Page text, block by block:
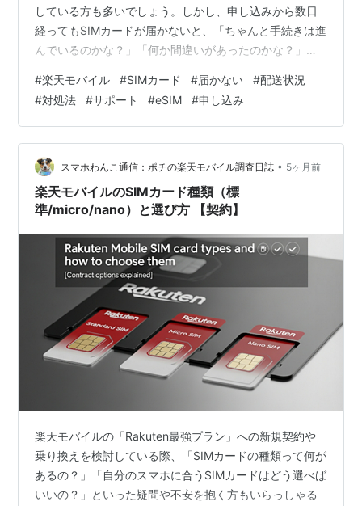
している方も多いでしょう。しかし、申し込みから数日
経ってもSIMカードが届かないと、「ちゃんと手続きは進
んでいるのかな？」「何か間違いがあったのかな？」と
日常生活に直結する重要な手続きです。SIMカードが届か
ないという状況は、スマホが使えない期間が長引くこと
にも繋がりかねないため、早めの対処が求められます。
しかし、ご安心ください。SIMカードが届かない原因はい
くつか考えられ、それぞれに適切な対処法があります。
このブログ記事では、楽天…
#楽天モバイル #SIMカード #届かない #配送状況
#対処法 #サポート #eSIM #申し込み
スマホわんこ通信：ポチの楽天モバイル調査日誌 • 5ヶ月前
楽天モバイルのSIMカード種類（標
準/micro/nano）と選び方 【契約】
楽天モバイルの「Rakuten最強プラン」への新規契約や
乗り換えを検討している際、「SIMカードの種類って何が
あるの？」「自分のスマホに合うSIMカードはどう選べば
いいの？」といった疑問や不安を抱く方もいらっしゃる